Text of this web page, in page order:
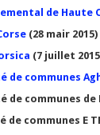
de Haute
(28 mair 2015)
(7 juillet
de communes
de communes de
de communes E